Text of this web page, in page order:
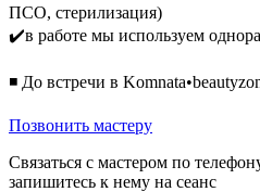
ПСО, стерилизация)
✔️в работе мы используем
◾ До встречи в
Позвонить мастеру
Связаться с мастером по
запишитесь к нему на сеанс